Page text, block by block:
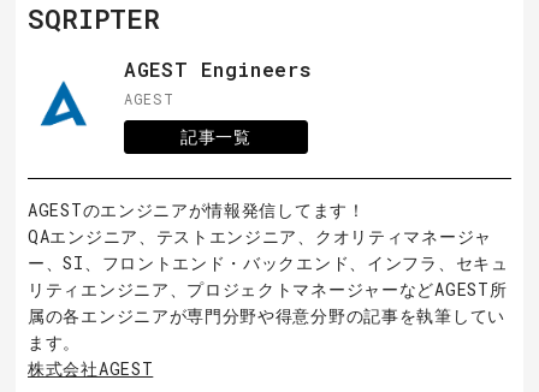
SQRIPTER
AGEST Engineers
AGEST
記事一覧
AGESTのエンジニアが情報発信してます！
QAエンジニア、テストエンジニア、クオリティマネージャ
ー、SI、フロントエンド・バックエンド、インフラ、セキュ
リティエンジニア、プロジェクトマネージャーなどAGEST所
属の各エンジニアが専門分野や得意分野の記事を執筆してい
ます。
株式会社AGEST